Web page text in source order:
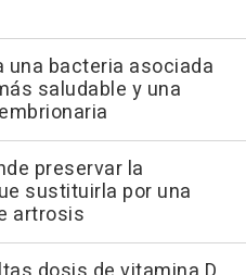
bacteria asociada
saludable y una
preservar la
sustituirla por una
artrosis